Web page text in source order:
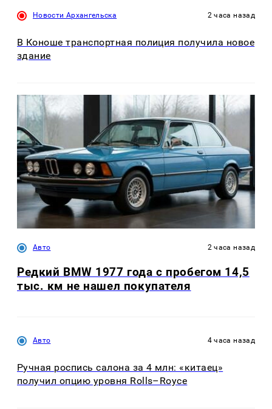
Новости Архангельска 2 часа назад
В Коноше транспортная полиция получила новое
здание
Авто 2 часа назад
Редкий BMW 1977 года с пробегом 14,5
тыс. км не нашел покупателя
Авто 4 часа назад
Ручная роспись салона за 4 млн: «китаец»
получил опцию уровня Rolls–Royce